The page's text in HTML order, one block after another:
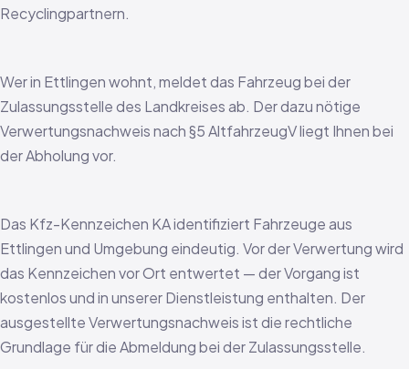
Recyclingpartnern.
Wer in Ettlingen wohnt, meldet das Fahrzeug bei der
Zulassungsstelle des Landkreises ab. Der dazu nötige
Verwertungsnachweis nach §5 AltfahrzeugV liegt Ihnen bei
der Abholung vor.
Das Kfz-Kennzeichen KA identifiziert Fahrzeuge aus
Ettlingen und Umgebung eindeutig. Vor der Verwertung wird
das Kennzeichen vor Ort entwertet — der Vorgang ist
kostenlos und in unserer Dienstleistung enthalten. Der
ausgestellte Verwertungsnachweis ist die rechtliche
Grundlage für die Abmeldung bei der Zulassungsstelle.